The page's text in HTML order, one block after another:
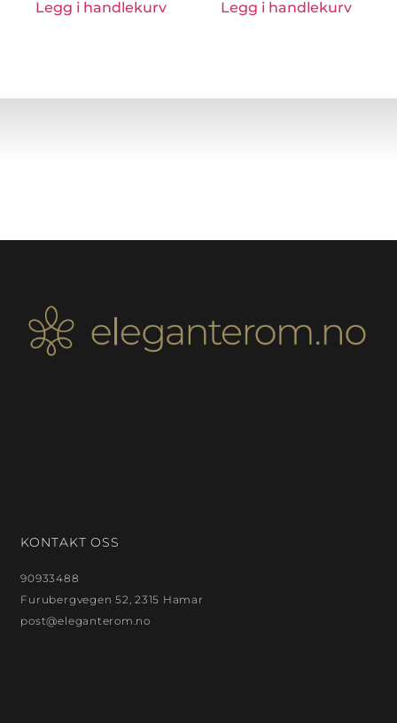
Legg i handlekurv Legg i handlekurv
KONTAKT OSS
90933488
Furubergvegen 52, 2315 Hamar
post@eleganterom.no